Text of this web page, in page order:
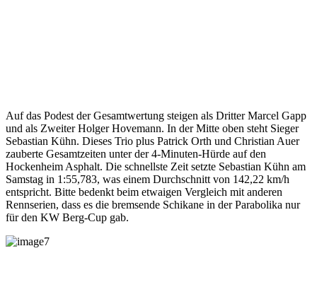
Auf das Podest der Gesamtwertung steigen als Dritter Marcel Gapp
und als Zweiter Holger Hovemann. In der Mitte oben steht Sieger
Sebastian Kühn. Dieses Trio plus Patrick Orth und Christian Auer
zauberte Gesamtzeiten unter der 4-Minuten-Hürde auf den
Hockenheim Asphalt. Die schnellste Zeit setzte Sebastian Kühn am
Samstag in 1:55,783, was einem Durchschnitt von 142,22 km/h
entspricht. Bitte bedenkt beim etwaigen Vergleich mit anderen
Rennserien, dass es die bremsende Schikane in der Parabolika nur
für den KW Berg-Cup gab.